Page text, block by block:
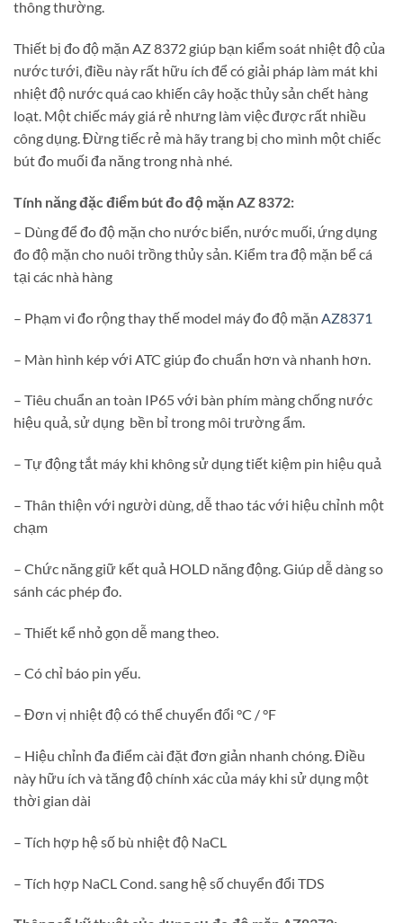
thông thường.
Thiết bị đo độ mặn AZ 8372 giúp bạn kiểm soát nhiệt độ của
nước tưới, điều này rất hữu ích để có giải pháp làm mát khi
nhiệt độ nước quá cao khiến cây hoặc thủy sản chết hàng
loạt. Một chiếc máy giá rẻ nhưng làm việc được rất nhiều
công dụng. Đừng tiếc rẻ mà hãy trang bị cho mình một chiếc
bút đo muối đa năng trong nhà nhé.
Tính năng đặc điểm bút đo độ mặn AZ 8372:
– Dùng để đo độ mặn cho nước biển, nước muối, ứng dụng
đo độ mặn cho nuôi trồng thủy sản. Kiểm tra độ mặn bể cá
tại các nhà hàng
– Phạm vi đo rộng thay thế model máy đo độ mặn AZ8371
– Màn hình kép với ATC giúp đo chuẩn hơn và nhanh hơn.
– Tiêu chuẩn an toàn IP65 với bàn phím màng chống nước
hiệu quả, sử dụng bền bỉ trong môi trường ẩm.
– Tự động tắt máy khi không sử dụng tiết kiệm pin hiệu quả
– Thân thiện với người dùng, dễ thao tác với hiệu chỉnh một
chạm
– Chức năng giữ kết quả HOLD năng động. Giúp dễ dàng so
sánh các phép đo.
– Thiết kể nhỏ gọn dễ mang theo.
– Có chỉ báo pin yếu.
– Đơn vị nhiệt độ có thể chuyển đổi °C / °F
– Hiệu chỉnh đa điểm cài đặt đơn giản nhanh chóng. Điều
này hữu ích và tăng độ chính xác của máy khi sử dụng một
thời gian dài
– Tích hợp hệ số bù nhiệt độ NaCL
– Tích hợp NaCL Cond. sang hệ số chuyển đổi TDS